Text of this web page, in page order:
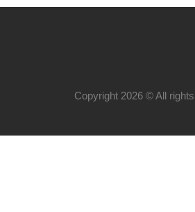
Copyright 2026 © All